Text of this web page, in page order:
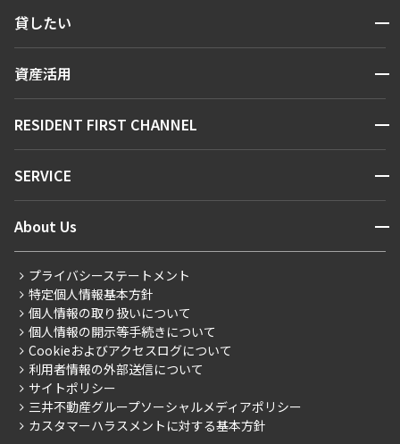
人気エリアから探す
新着情報から探す
新着募集情報
こだわりから探す
こだわり一覧
プレミアムマンション
新築
当社限定（港区・渋谷区）
当社限定（港区・渋谷区以外）
三井不動産企画
貸したい 開閉
お問い合わせ
資産活用 開閉
お問い合わせ
RESIDENT FIRST CHANNEL 開閉
マンションレポート
住まいのコラム
SERVICE 開閉
会員ページ
ご入居・提携サービス
お部屋探しからご契約まで
よくあるご質問
社宅紹介
【仲介会社様向け】当社仲介事業部取り扱い物件入居申込
About Us 開閉
会社情報
事業案内
採用情報
ニュースリリース
お問い合わせ
プライバシーステートメント
特定個人情報基本方針
個人情報の取り扱いについて
個人情報の開示等手続きについて
Cookieおよびアクセスログについて
利用者情報の外部送信について
サイトポリシー
三井不動産グループソーシャルメディアポリシー
カスタマーハラスメントに対する基本方針